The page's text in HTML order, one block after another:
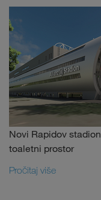
Novi Rapidov
toaletni prostor
Pročitaj više